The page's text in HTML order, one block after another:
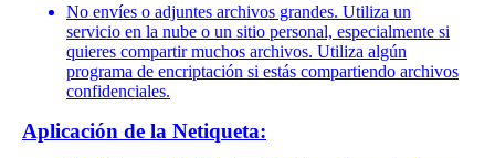
No envíes o adjuntes archivos grandes. Utiliza un
servicio en la nube o un sitio personal, especialmente si
quieres compartir muchos archivos. Utiliza algún
programa de encriptación si estás compartiendo archivos
confidenciales.
Aplicación de la Netiqueta: